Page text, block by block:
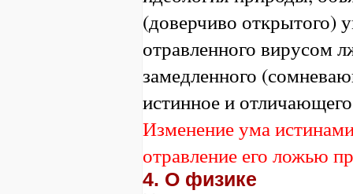
(доверчиво открытого)
отравленного вирусом
замедленного
истинное и
Изменение ума
отравление его ложью
4. О физике